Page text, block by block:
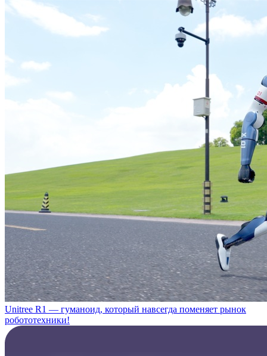
Unitree R1 — гуманоид, который навсегда поменяет рынок
робототехники!